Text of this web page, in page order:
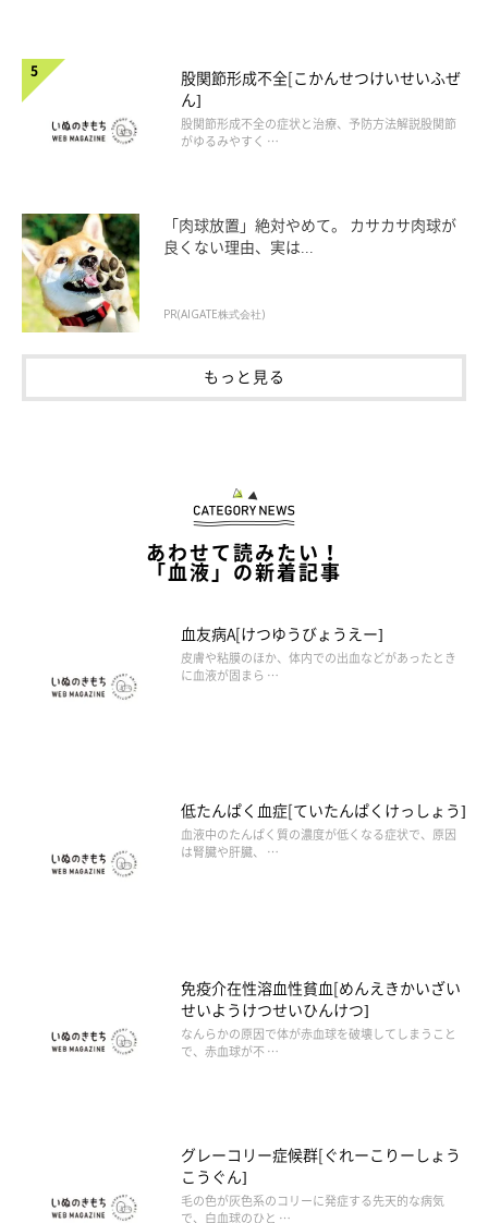
股関節形成不全[こかんせつけいせいふぜ
ん]
股関節形成不全の症状と治療、予防方法解説股関節
がゆるみやすく …
「肉球放置」絶対やめて。 カサカサ肉球が
良くない理由、実は...
PR(AIGATE株式会社)
もっと見る
あわせて読みたい！
「血液」の新着記事
血友病A[けつゆうびょうえー]
皮膚や粘膜のほか、体内での出血などがあったとき
に血液が固まら …
低たんぱく血症[ていたんぱくけっしょう]
血液中のたんぱく質の濃度が低くなる症状で、原因
は腎臓や肝臓、 …
免疫介在性溶血性貧血[めんえきかいざい
せいようけつせいひんけつ]
なんらかの原因で体が赤血球を破壊してしまうこと
で、赤血球が不 …
グレーコリー症候群[ぐれーこりーしょう
こうぐん]
毛の色が灰色系のコリーに発症する先天的な病気
で、白血球のひと …